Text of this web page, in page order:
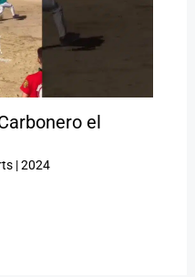
el
|2024